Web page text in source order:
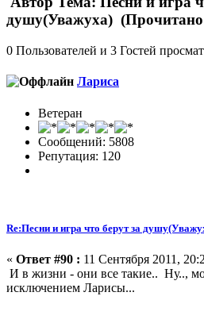
душу(Уважуха) (Прочитано
0 Пользователей и 3 Гостей
Лариса
Ветеран
Сообщений: 5808
Репутация: 120
Re:Песни и игра что берут за
« Ответ #90 : 11 Сентября 2011,
И в жизни - они все такие.. Ну..,
исключением Ларисы...